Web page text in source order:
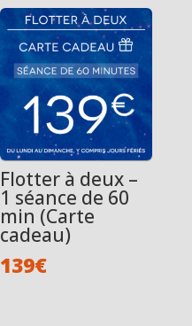
Flotter à deux –
1 séance de 60
min (Carte
cadeau)
139€